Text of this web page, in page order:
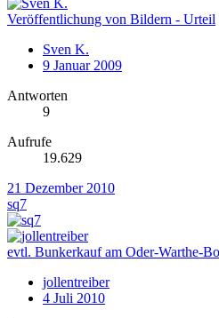
Veröffentlichung von Bildern - Urteil
Sven K.
9 Januar 2009
Antworten
9
Aufrufe
19.629
21 Dezember 2010
sq7
evtl. Bunkerkauf am Oder-Warthe-
jollentreiber
4 Juli 2010